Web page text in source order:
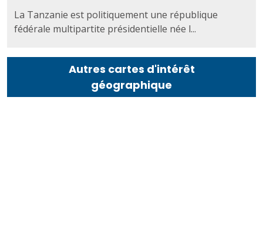
La Tanzanie est politiquement une république
fédérale multipartite présidentielle née l...
Autres cartes d'intérêt
géographique